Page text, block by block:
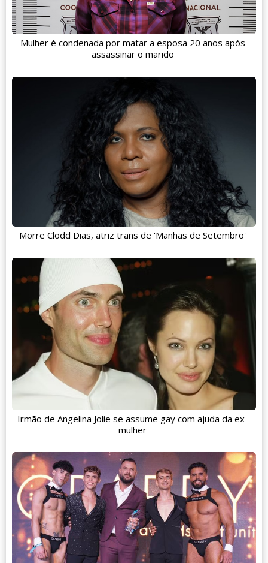
Mulher é condenada por matar a esposa 20 anos após
assassinar o marido
Morre Clodd Dias, atriz trans de 'Manhãs de Setembro'
Irmão de Angelina Jolie se assume gay com ajuda da ex-
mulher